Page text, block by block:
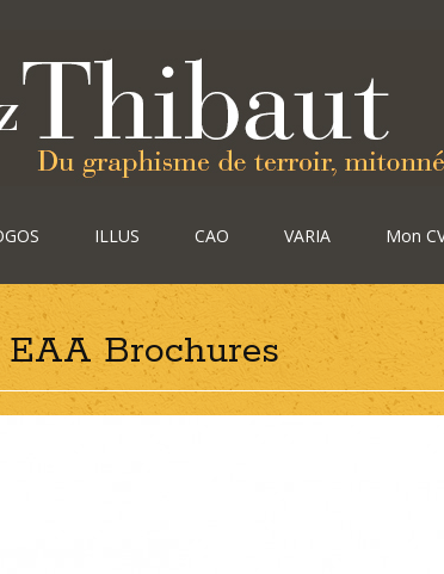
ILLUS CAO VARIA Mon
Brochures